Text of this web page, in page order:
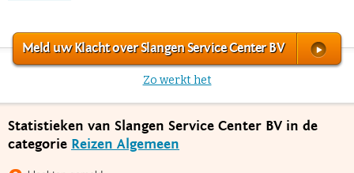
Meld uw Klacht over Slangen Service Center BV
Zo werkt het
Statistieken van Slangen Service Center BV in de
categorie Reizen Algemeen